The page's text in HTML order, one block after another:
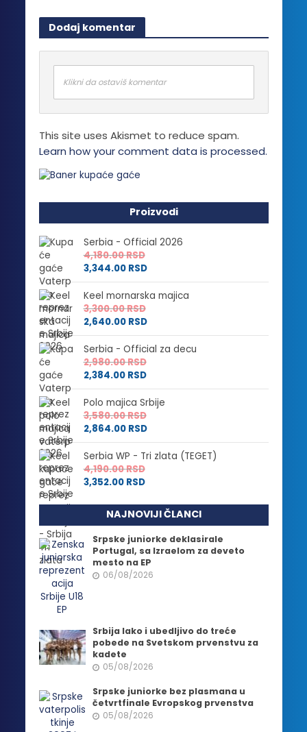
više
varijanti.
Opcije
mogu
biti
izabrane
na
stranici
Dodaj komentar
Klikni da ostaviš komentar
This site uses Akismet to reduce spam.
Learn how your comment data is processed.
Proizvodi
Serbia - Official 2026
4,180.00RSD
3,344.00 RSD
Keel mornarska majica
3,300.00RSD
2,640.00 RSD
Serbia - Official za decu
2,980.00RSD
2,384.00 RSD
Polo majica Srbije
3,580.00RSD
2,864.00 RSD
Serbia WP - Tri zlata (TEGET)
4,190.00RSD
3,352.00 RSD
NAJNOVIJI ČLANCI
Srpske juniorke deklasirale
Portugal, sa Izraelom za deveto
mesto na EP
06/08/2026
Srbija lako i ubedljivo do treće
pobede na Svetskom prvenstvu za
kadete
05/08/2026
Srpske juniorke bez plasmana u
četvrtfinale Evropskog prvenstva
05/08/2026